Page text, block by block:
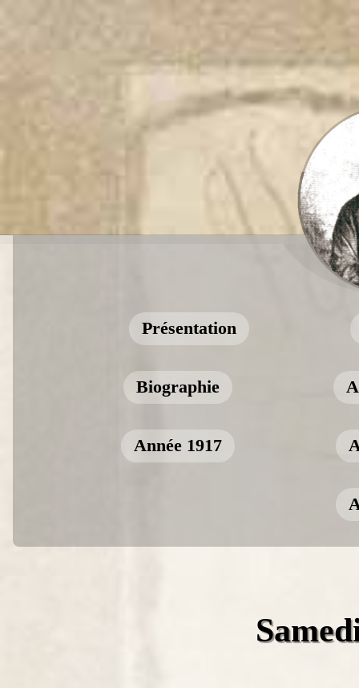
Présentation
Biographie
Année 1917